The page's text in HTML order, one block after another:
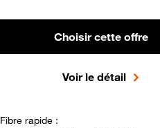
Choisir cette offre
Voir le détail
Fibre rapide :